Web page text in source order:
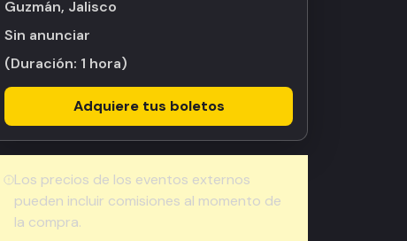
Guzmán, Jalisco
Sin anunciar
(Duración: 1 hora)
Adquiere tus boletos
Los precios de los eventos externos
pueden incluir comisiones al momento de
la compra.